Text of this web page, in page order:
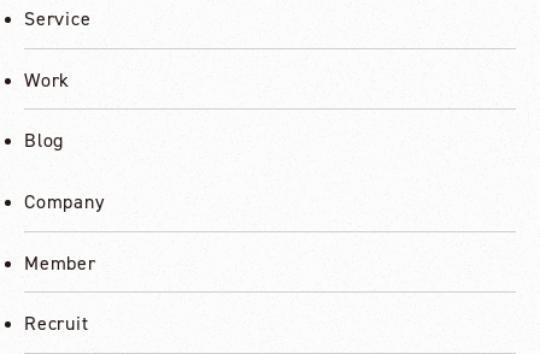
Service
Work
Blog
Company
Member
Recruit